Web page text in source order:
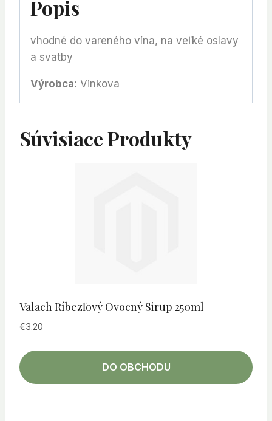
Popis
vhodné do vareného vína, na veľké oslavy
a svatby
Výrobca: Vinkova
Súvisiace Produkty
Valach Ríbezľový Ovocný Sirup 250ml
€3.20
DO OBCHODU